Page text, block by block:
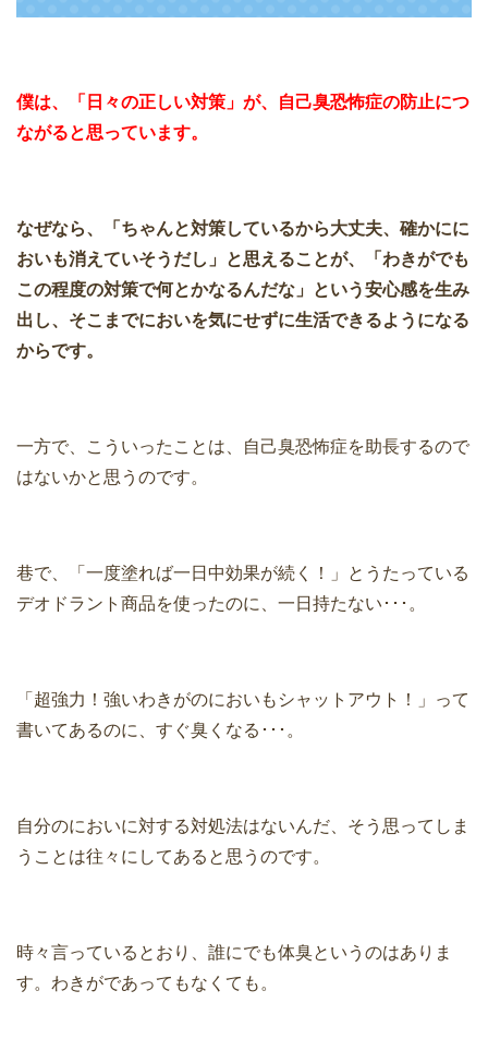
僕は、「日々の正しい対策」が、自己臭恐怖症の防止につ
ながると思っています。
なぜなら、「ちゃんと対策しているから大丈夫、確かにに
おいも消えていそうだし」と思えることが、「わきがでも
この程度の対策で何とかなるんだな」という安心感を生み
出し、そこまでにおいを気にせずに生活できるようになる
からです。
一方で、こういったことは、自己臭恐怖症を助長するので
はないかと思うのです。
巷で、「一度塗れば一日中効果が続く！」とうたっている
デオドラント商品を使ったのに、一日持たない･･･。
「超強力！強いわきがのにおいもシャットアウト！」って
書いてあるのに、すぐ臭くなる･･･。
自分のにおいに対する対処法はないんだ、そう思ってしま
うことは往々にしてあると思うのです。
時々言っているとおり、誰にでも体臭というのはありま
す。わきがであってもなくても。